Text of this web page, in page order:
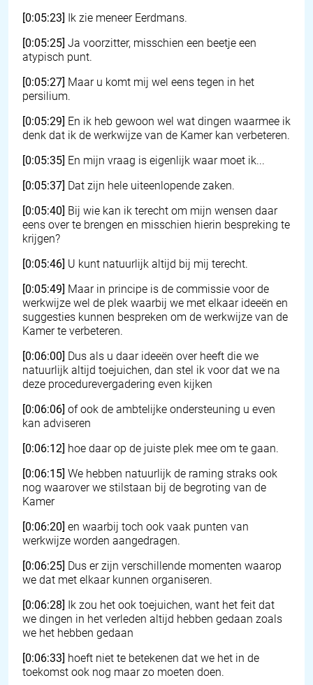
[0:05:23] Ik zie meneer Eerdmans.
[0:05:25] Ja voorzitter, misschien een beetje een
atypisch punt.
[0:05:27] Maar u komt mij wel eens tegen in het
persilium.
[0:05:29] En ik heb gewoon wel wat dingen waarmee ik
denk dat ik de werkwijze van de Kamer kan verbeteren.
[0:05:35] En mijn vraag is eigenlijk waar moet ik...
[0:05:37] Dat zijn hele uiteenlopende zaken.
[0:05:40] Bij wie kan ik terecht om mijn wensen daar
eens over te brengen en misschien hierin bespreking te
krijgen?
[0:05:46] U kunt natuurlijk altijd bij mij terecht.
[0:05:49] Maar in principe is de commissie voor de
werkwijze wel de plek waarbij we met elkaar ideeën en
suggesties kunnen bespreken om de werkwijze van de
Kamer te verbeteren.
[0:06:00] Dus als u daar ideeën over heeft die we
natuurlijk altijd toejuichen, dan stel ik voor dat we na
deze procedurevergadering even kijken
[0:06:06] of ook de ambtelijke ondersteuning u even
kan adviseren
[0:06:12] hoe daar op de juiste plek mee om te gaan.
[0:06:15] We hebben natuurlijk de raming straks ook
nog waarover we stilstaan bij de begroting van de
Kamer
[0:06:20] en waarbij toch ook vaak punten van
werkwijze worden aangedragen.
[0:06:25] Dus er zijn verschillende momenten waarop
we dat met elkaar kunnen organiseren.
[0:06:28] Ik zou het ook toejuichen, want het feit dat
we dingen in het verleden altijd hebben gedaan zoals
we het hebben gedaan
[0:06:33] hoeft niet te betekenen dat we het in de
toekomst ook nog maar zo moeten doen.